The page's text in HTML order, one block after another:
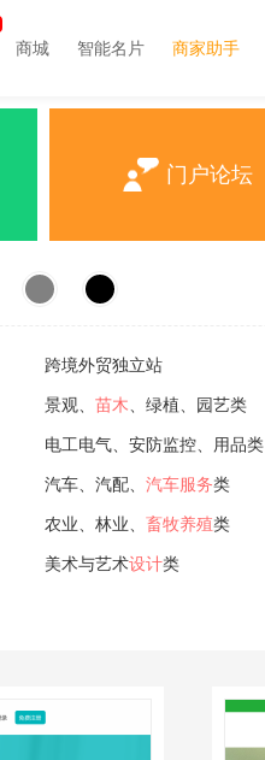
商城 智能名片 商家助手
门户论坛
跨境外贸独立站
景观、 苗木 、绿植、园艺类
电工电气、安防监控、用品类
汽车、汽配、 汽车服务类
农业、林业、 畜牧养殖类
美术与艺术设计类